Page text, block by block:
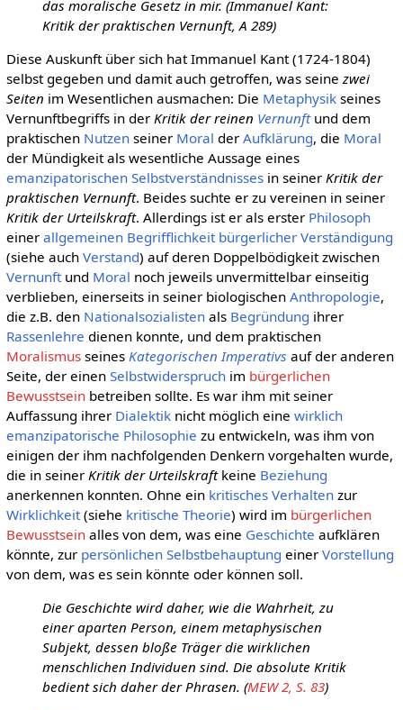
das moralische Gesetz in mir. (Immanuel Kant:
Kritik der praktischen Vernunft, A 289)
Diese Auskunft über sich hat Immanuel Kant (1724-1804)
selbst gegeben und damit auch getroffen, was seine zwei
Seiten im Wesentlichen ausmachen: Die Metaphysikseines
Vernunftbegriffs in der Kritik der reinen Vernunftund dem
praktischen Nutzenseiner Moral der Aufklärung, die Moral
der Mündigkeit als wesentliche Aussage eines
emanzipatorischen Selbstverständnissesin seiner Kritik der
praktischen Vernunft. Beides suchte er zu vereinen in seiner
Kritik der Urteilskraft. Allerdings ist er als erster Philosoph
einer allgemeinen Begrifflichkeit bürgerlicher Verständigung
(siehe auch Verstand) auf deren Doppelbödigkeit zwischen
Vernunftund Moral noch jeweils unvermittelbar einseitig
verblieben, einerseits in seiner biologischen Anthropologie,
die z.B. den Nationalsozialistenals Begründung ihrer
Rassenlehre dienen konnte, und dem praktischen
Moralismusseines Kategorischen Imperativs auf der anderen
Seite, der einen Selbstwiderspruchim bürgerlichen
Bewusstseinbetreiben sollte. Es war ihm mit seiner
Auffassung ihrer Dialektiknicht möglich eine wirklich
emanzipatorische Philosophie zu entwickeln, was ihm von
einigen der ihm nachfolgenden Denkern vorgehalten wurde,
die in seiner Kritik der Urteilskraftkeine Beziehung
anerkennen konnten. Ohne ein kritisches Verhaltenzur
Wirklichkeit(siehe kritische Theorie) wird im bürgerlichen
Bewusstseinalles von dem, was eine Geschichte aufklären
könnte, zur persönlichen Selbstbehauptung einer Vorstellung
von dem, was es sein könnte oder können soll.
Die Geschichte wird daher, wie die Wahrheit, zu
einer aparten Person, einem metaphysischen
Subjekt, dessen bloße Träger die wirklichen
menschlichen Individuen sind. Die absolute Kritik
bedient sich daher der Phrasen. (MEW 2, S. 83)